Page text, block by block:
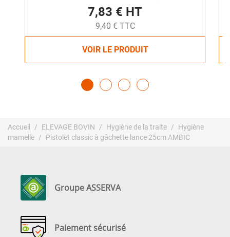
7,83 € HT
9,40 € TTC
VOIR LE PRODUIT
Accueil ELEVAGE BOVIN Hygiène de la traite
Hygiène
mamelle
Pistolet classic à gâchette lance 25cm AMBIC
Groupe ASSERVA
Paiement sécurisé